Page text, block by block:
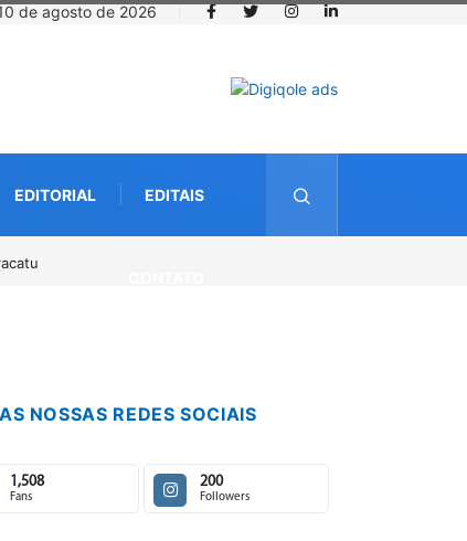
de agosto de 2026
EDITORIAL EDITAIS
o dia 14 de agosto
NOSSAS REDES SOCIAIS
1,508
Fans
200
Followers